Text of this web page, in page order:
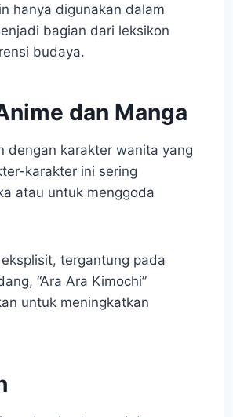
hanya digunakan dalam
bagian dari leksikon
budaya.
dan Manga
dengan karakter wanita yang
karakter ini sering
atau untuk menggoda
tergantung pada
“Ara Ara Kimochi”
untuk meningkatkan